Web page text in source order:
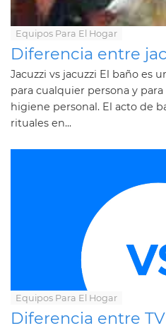
Equipos Para El Hogar
Diferencia entre
Jacuzzi vs jacuzzi El baño es
para cualquier persona y
higiene personal. El acto de
rituales en...
Equipos Para El Hogar
Diferencia entre